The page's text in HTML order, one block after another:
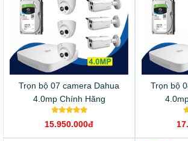
Trọn bộ 07 camera Dahua
4.0mp Chính Hãng
15.950.000đ
Trọn bộ